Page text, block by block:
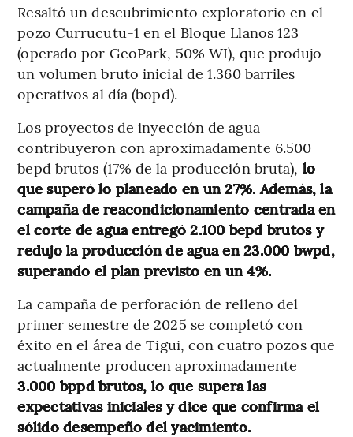
Resaltó un descubrimiento exploratorio en el
pozo Currucutu-1 en el Bloque Llanos 123
(operado por GeoPark, 50% WI), que produjo
un volumen bruto inicial de 1.360 barriles
operativos al día (bopd).
Los proyectos de inyección de agua
contribuyeron con aproximadamente 6.500
bepd brutos (17% de la producción bruta), lo
que superó lo planeado en un 27%. Además, la
campaña de reacondicionamiento centrada en
el corte de agua entregó 2.100 bepd brutos y
redujo la producción de agua en 23.000 bwpd,
superando el plan previsto en un 4%.
La campaña de perforación de relleno del
primer semestre de 2025 se completó con
éxito en el área de Tigui, con cuatro pozos que
actualmente producen aproximadamente
3.000 bppd brutos, lo que supera las
expectativas iniciales y dice que confirma el
sólido desempeño del yacimiento.